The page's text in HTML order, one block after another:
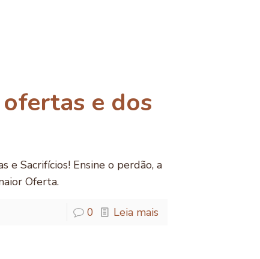
e dos
e Sacrifícios! Ensine o perdão, a
Oferta.
0 Leia mais